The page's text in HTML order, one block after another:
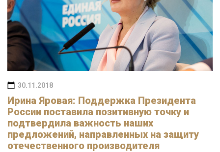
30.11.2018
Ирина Яровая: Поддержка Президента
России поставила позитивную точку и
подтвердила важность наших
предложений, направленных на защиту
отечественного производителя